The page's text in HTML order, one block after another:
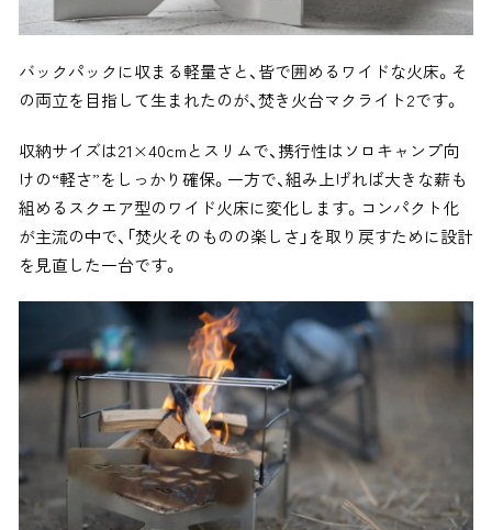
バックパックに収まる軽量さと、皆で囲めるワイドな火床。そ
の両立を目指して生まれたのが、焚き火台マクライト2です。
収納サイズは21×40cmとスリムで、携行性はソロキャンプ向
けの“軽さ”をしっかり確保。一方で、組み上げれば大きな薪も
組めるスクエア型のワイド火床に変化します。コンパクト化
が主流の中で、「焚火そのものの楽しさ」を取り戻すために設計
を見直した一台です。